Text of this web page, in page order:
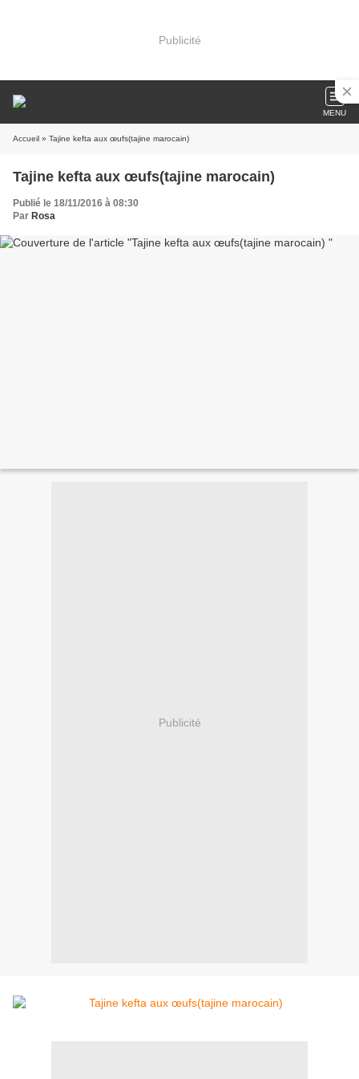
Publicité
MENU
Accueil » Tajine kefta aux œufs(tajine marocain)
Tajine kefta aux œufs(tajine marocain)
Publié le 18/11/2016 à 08:30
Par Rosa
Publicité